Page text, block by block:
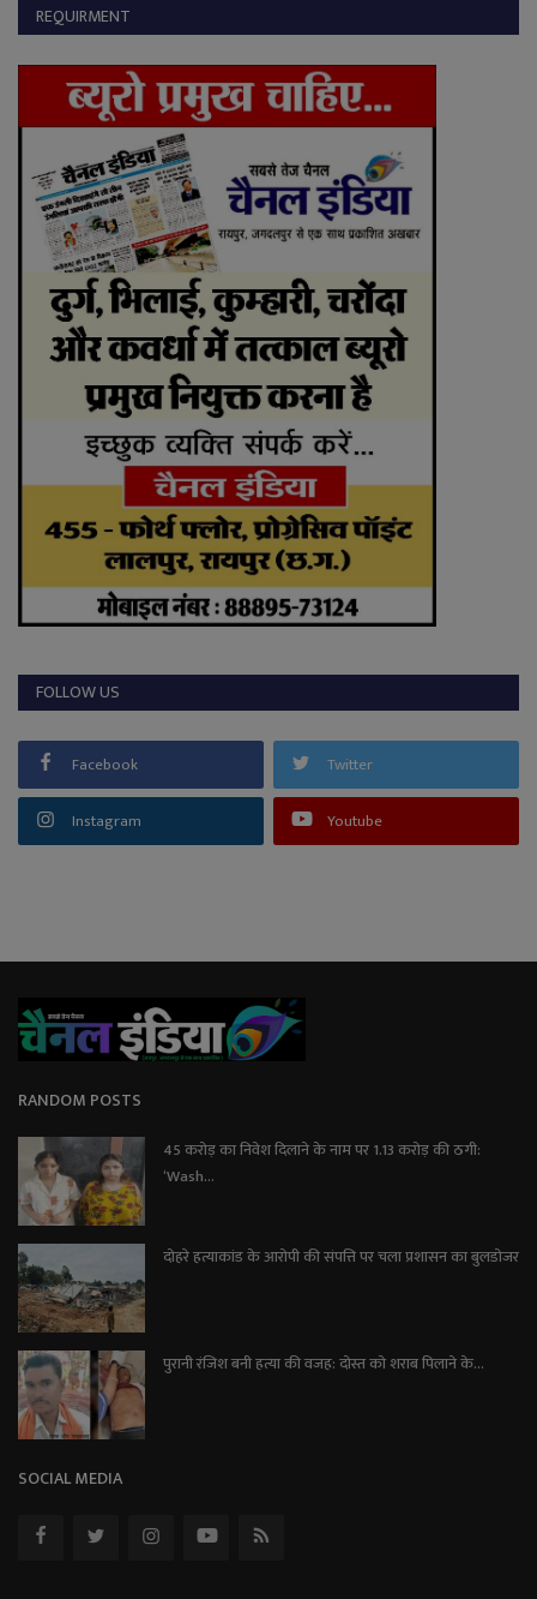
REQUIRMENT
FOLLOW US
Facebook Twitter
Instagram Youtube
RANDOM POSTS
45 करोड़ का निवेश दिलाने के नाम पर 1.13 करोड़ की ठगी:
‘Wash...
दोहरे हत्याकांड के आरोपी की संपत्ति पर चला प्रशासन का बुलडोजर
पुरानी रंजिश बनी हत्या की वजह: दोस्त को शराब पिलाने के...
SOCIAL MEDIA